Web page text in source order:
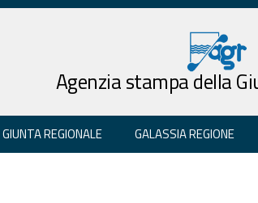
Agenzia stampa della
GIUNTA REGIONALE GALASSIA REGIONE